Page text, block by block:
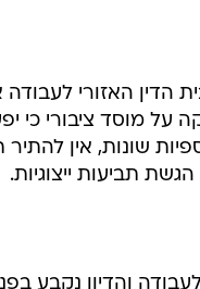
הדין האזורי
על מוסד ציבורי כי
שונות, אין להתיר
תביעות ייצוגיות.
והדיון נקבע